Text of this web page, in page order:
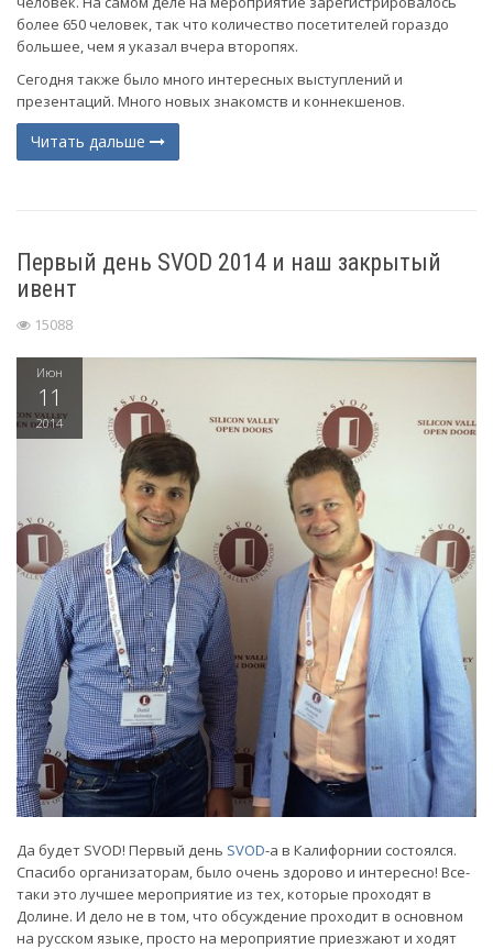
более 650 человек, так что количество посетителей гораздо
большее, чем я указал вчера второпях.
Сегодня также было много интересных выступлений и
презентаций. Много новых знакомств и коннекшенов.
Читать дальше
Первый день SVOD 2014 и наш закрытый
ивент
15088
Июн
11
2014
Да будет SVOD! Первый день SVOD-а в Калифорнии состоялся.
Спасибо организаторам, было очень здорово и интересно! Все-
таки это лучшее мероприятие из тех, которые проходят в
Долине. И дело не в том, что обсуждение проходит в основном
на русском языке, просто на мероприятие приезжают и ходят